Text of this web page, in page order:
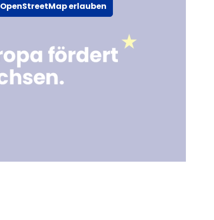
OpenStreetMap erlauben